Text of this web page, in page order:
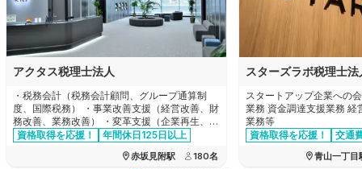
神奈川県
山梨県
長野県
岐阜県
静岡県
兵庫県
奈良県
和歌山県
岡山県
広島県
山口県
福岡県
佐賀県
長崎県
熊本県
アクタス税理士法人
・税務会計（税務会計顧問、グループ通算制
度、国際税務） ・事業改善支援（経営改善、財
務改善、業務改善） ・変革支援（企業再生、企
業再編、合併買収、事業承継） ・設立支援
資格取得を応援！
年間休日125日以上
資格手当あり
赤坂見附駅 180名
スターズラボ税理士法
スタートアップ企業への
業務 資金調達支援業務 経
業務等
資格取得を応援！
交通
青山一丁目